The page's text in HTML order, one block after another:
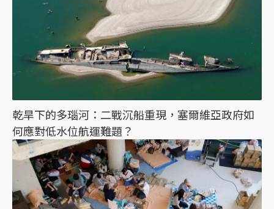
乾旱下的多瑙河：二戰沉船重現，塞爾維亞政府如
何應對低水位航運難題？